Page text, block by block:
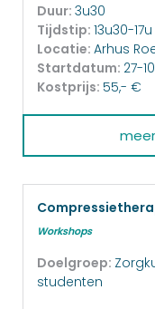
Duur: 3u30
Tijdstip: 13u30-17u
Locatie: Arhus
Startdatum: 27-
Kostprijs: 55,- €
Workshops
Doelgroep:
studenten